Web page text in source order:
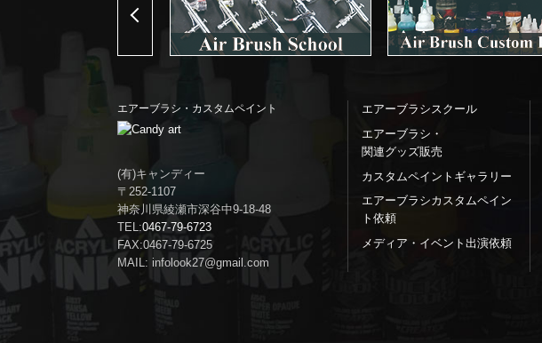
Previous
エアーブラシ・カスタムペイント
(有)キャンディー
〒252-1107
神奈川県綾瀬市深谷中9-18-48
TEL:0467-79-6723
FAX:0467-79-6725
MAIL: infolook27@gmail.com
エアーブラシスクール
エアーブラシ・
関連グッズ販売
カスタムペイントギャラリー
エアーブラシカスタムペイン
ト依頼
メディア・イベント出演依頼